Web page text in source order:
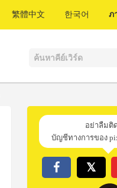
繁體中文 한국어 ภ
อย่าลืมติ
บัญชีทางการของ